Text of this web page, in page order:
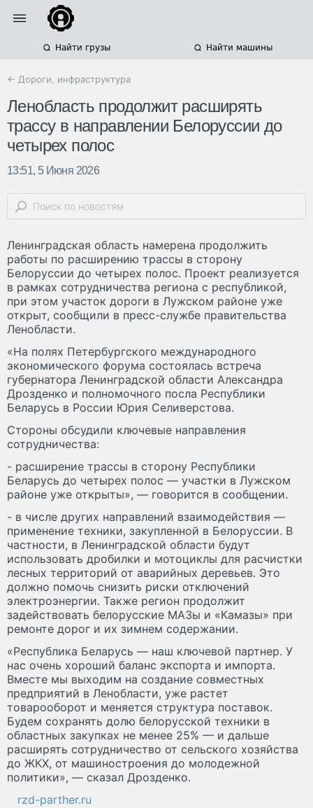
Найти грузы Найти машины
← Дороги, инфраструктура
Ленобласть продолжит расширять
трассу в направлении Белоруссии до
четырех полос
13:51, 5 Июня 2026
Ленинградская область намерена продолжить
работы по расширению трассы в сторону
Белоруссии до четырех полос. Проект реализуется
в рамках сотрудничества региона с республикой,
при этом участок дороги в Лужском районе уже
открыт, сообщили в пресс-службе правительства
Ленобласти.
«На полях Петербургского международного
экономического форума состоялась встреча
губернатора Ленинградской области Александра
Дрозденко и полномочного посла Республики
Беларусь в России Юрия Селиверстова.
Стороны обсудили ключевые направления
сотрудничества:
- расширение трассы в сторону Республики
Беларусь до четырех полос — участки в Лужском
районе уже открыты», — говорится в сообщении.
- в числе других направлений взаимодействия —
применение техники, закупленной в Белоруссии. В
частности, в Ленинградской области будут
использовать дробилки и мотоциклы для расчистки
лесных территорий от аварийных деревьев. Это
должно помочь снизить риски отключений
электроэнергии. Также регион продолжит
задействовать белорусские МАЗы и «Камазы» при
ремонте дорог и их зимнем содержании.
«Республика Беларусь — наш ключевой партнер. У
нас очень хороший баланс экспорта и импорта.
Вместе мы выходим на создание совместных
предприятий в Ленобласти, уже растет
товарооборот и меняется структура поставок.
Будем сохранять долю белорусской техники в
областных закупках не менее 25% — и дальше
расширять сотрудничество от сельского хозяйства
до ЖКХ, от машиностроения до молодежной
политики», — сказал Дрозденко.
rzd-parther.ru